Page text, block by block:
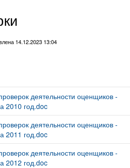
14.12.2023 13:04
деятельности оценщиков -
год.doc
деятельности оценщиков -
год.doc
деятельности оценщиков -
год.doc